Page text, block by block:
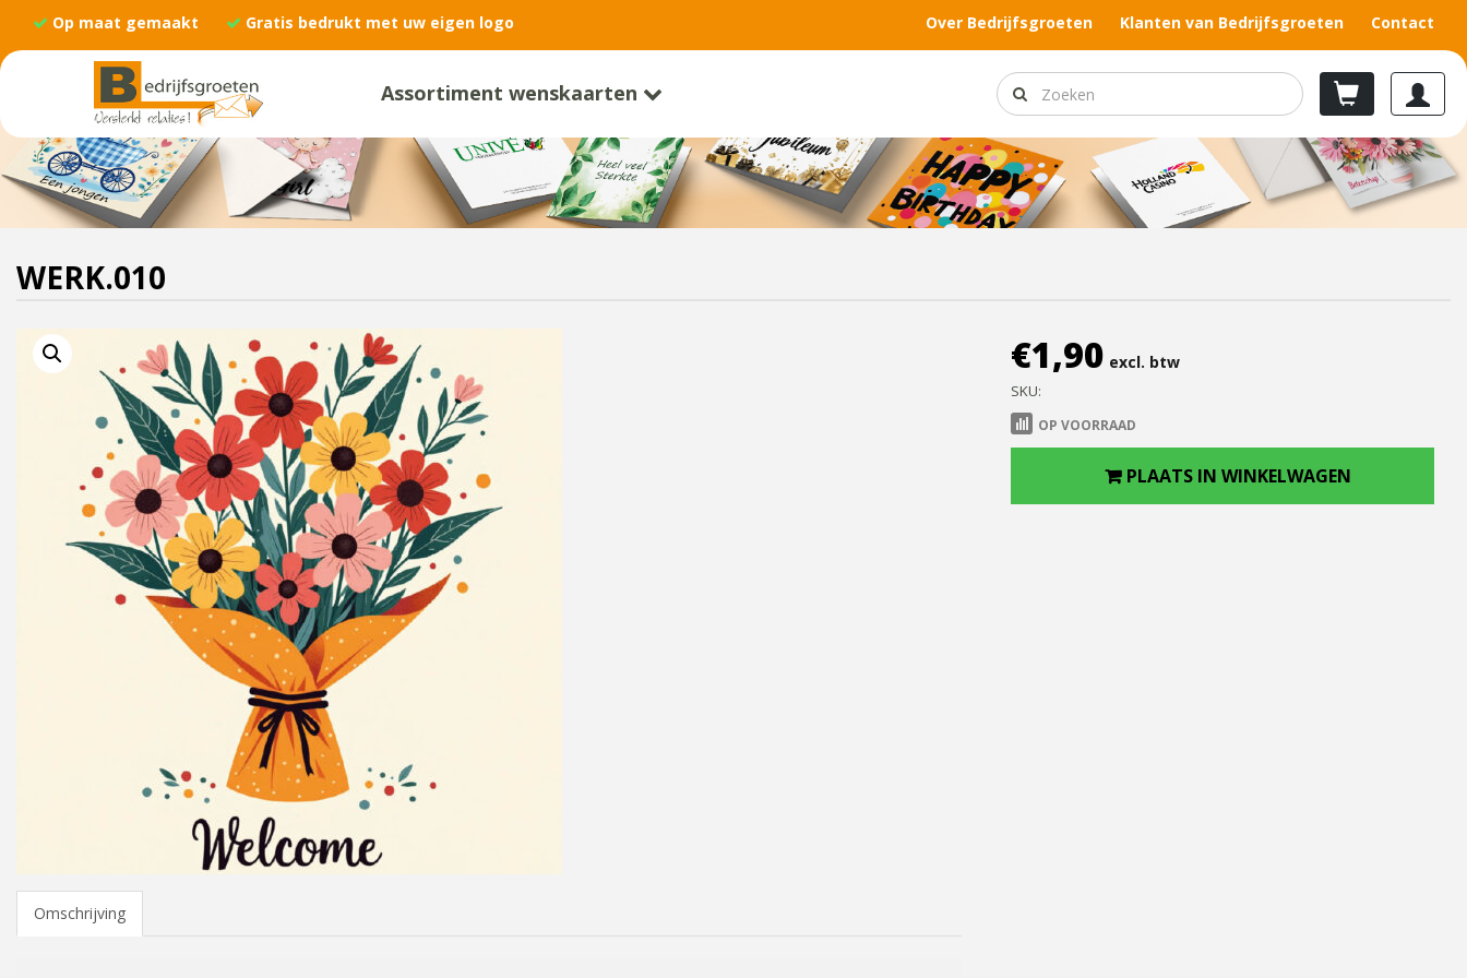
Op maat gemaakt Gratis bedrukt met uw eigen logo Contact
Klanten van Bedrijfsgroeten
Over Bedrijfsgroeten
Assortiment wenskaarten
WERK.010
€1,90 excl. btw
SKU:
OP VOORRAAD
PLAATS IN WINKELWAGEN
Omschrijving